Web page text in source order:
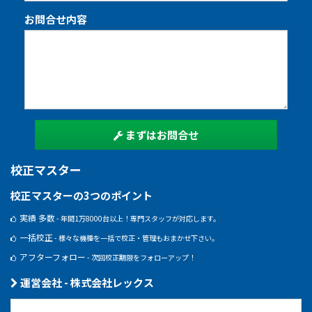
お問合せ内容
まずはお問合せ
校正マスター
校正マスターの3つのポイント
実績 多数- 年間1万8000台以上！専門スタッフが対応します。
一括校正 - 様々な機種を一括で校正・管理もおまかせ下さい。
アフターフォロー - 次回校正期限をフォローアップ！
運営会社 - 株式会社レックス